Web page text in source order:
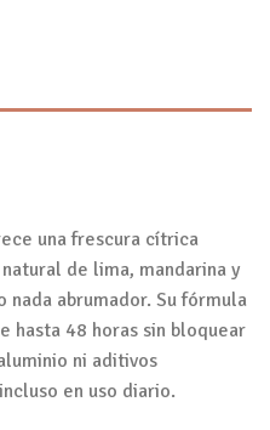
una frescura cítrica
de lima, mandarina y
nada abrumador. Su fórmula
hasta 48 horas sin bloquear
ni aditivos
en uso diario.